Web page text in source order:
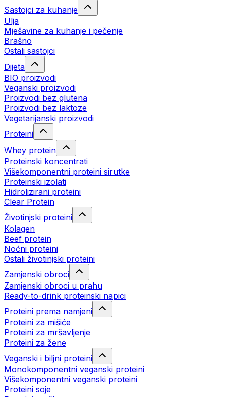
Sastojci za kuhanje
Ulja
Mješavine za kuhanje i pečenje
Brašno
Ostali sastojci
Dijeta
BIO proizvodi
Veganski proizvodi
Proizvodi bez glutena
Proizvodi bez laktoze
Vegetarijanski proizvodi
Proteini
Whey protein
Proteinski koncentrati
Višekomponentni proteini sirutke
Proteinski izolati
Hidrolizirani proteini
Clear Protein
Životinjski proteini
Kolagen
Beef protein
Noćni proteini
Ostali životinjski proteini
Zamjenski obroci
Zamjenski obroci u prahu
Ready-to-drink proteinski napici
Proteini prema namjeni
Proteini za mišiće
Proteini za mršavljenje
Proteini za žene
Veganski i biljni proteini
Monokomponentni veganski proteini
Višekomponentni veganski proteini
Proteini soje